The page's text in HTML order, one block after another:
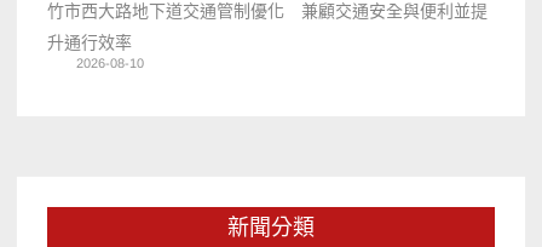
竹市西大路地下道交通管制優化 兼顧交通安全與便利並提
升通行效率
2026-08-10
新聞分類